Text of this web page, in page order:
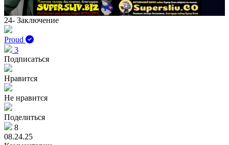
24- Заключение
Proud
3
Подписаться
Нравится
Не нравится
Поделиться
8
08.24.25